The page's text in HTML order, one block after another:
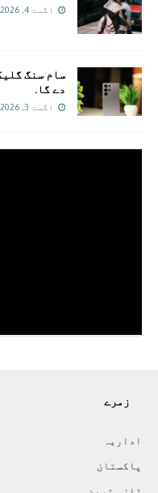
اگست 4, 2026
دے گا.
اگست 3, 2026
زمرے
اداريہ
پاکستان